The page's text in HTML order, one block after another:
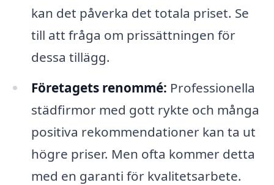
kan det påverka det totala priset. Se
till att fråga om prissättningen för
dessa tillägg.
Företagets renommé: Professionella
städfirmor med gott rykte och många
positiva rekommendationer kan ta ut
högre priser. Men ofta kommer detta
med en garanti för kvalitetsarbete.